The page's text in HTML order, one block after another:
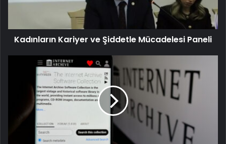
Kadınların Kariyer ve Şiddetle Mücadelesi Paneli